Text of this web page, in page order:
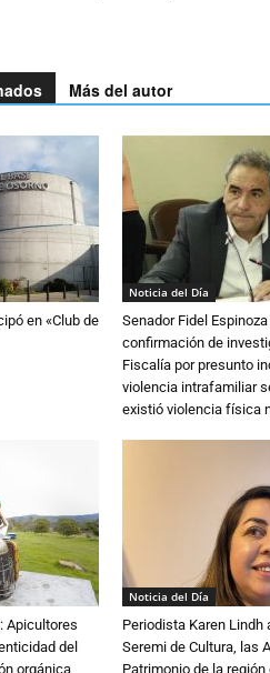
Más del autor
en «Club de
Noticia del Día
Senador Fidel
confirmación de
Fiscalía por presunto
violencia intrafamiliar
existió violencia física
Apicultores
del
orgánica
Noticia del Día
Periodista Karen Lindh
Seremi de Cultura, las
Patrimonio de la región